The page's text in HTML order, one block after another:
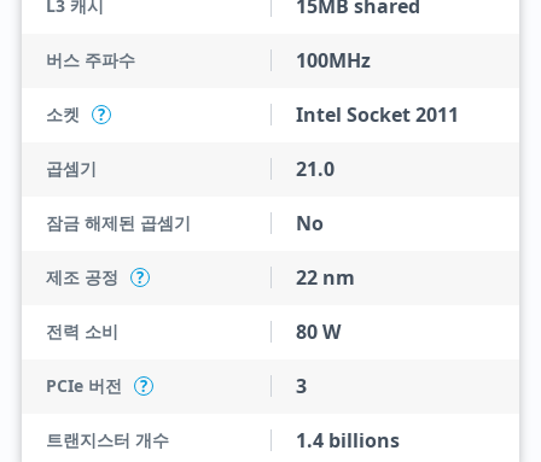
L3 캐시 15MB shared
버스 주파수 100MHz
소켓 ? Intel Socket 2011
곱셈기 21.0
잠금 해제된 곱셈기 No
제조 공정 ? 22 nm
전력 소비 80 W
PCIe 버전 ? 3
트랜지스터 개수 1.4 billions